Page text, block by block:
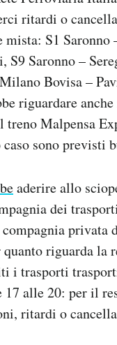
ritardi o
mista: S1
S9 Saronno –
Bovisa –
riguardare
Malpensa
sono previsti
aderire allo
dei
privata
riguarda la
i trasporti
17 alle 20: per il
ritardi o